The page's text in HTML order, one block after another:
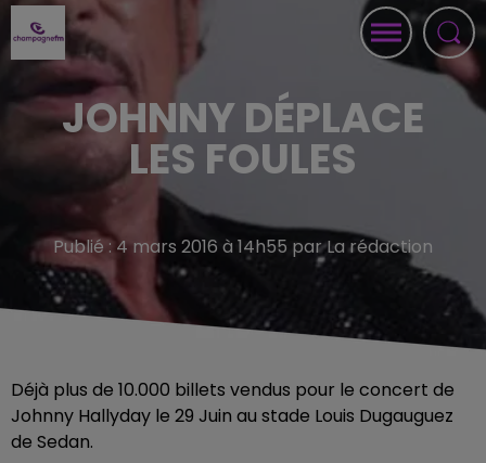
JOHNNY DÉPLACE
LES FOULES
Publié : 4 mars 2016 à 14h55 par La rédaction
Déjà plus de 10.000 billets vendus pour le concert de
Johnny Hallyday le 29 Juin au stade Louis Dugauguez
de Sedan.